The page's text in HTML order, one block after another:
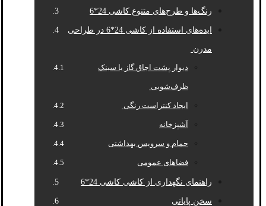
رنگ‌ها و طرح‌های متنوع کاشی 24*6
ایده‌های استفاده از کاشی 24*6 در طراحی
مدرن
دیوار پشت اجاق گاز یا سینک
ظرف‌شویی
ایجاد کنتراست رنگی
آشپزخانه
حمام و سرویس بهداشتی
فضاهای عمومی
راهنمای نگهداری از کاشی‌ کاشی 24*6
سخن پایانی